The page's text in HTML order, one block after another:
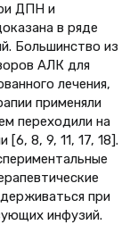
ДПН и
в ряде
Большинство из
АЛК для
лечения,
применяли
переходили на
8, 9, 11, 17, 18].
при
инфузий.